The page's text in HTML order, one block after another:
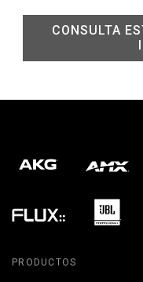
CONSULTA
PRODUCTOS